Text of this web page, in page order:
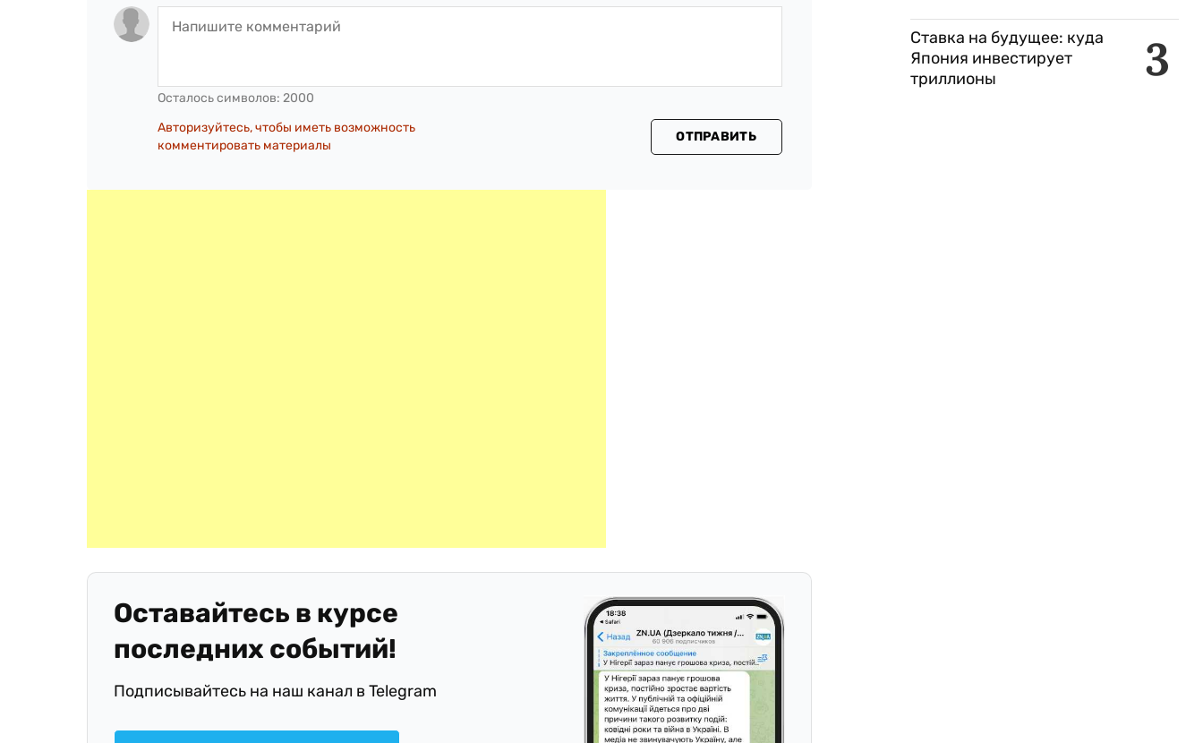
Осталось символов: 2000
Авторизуйтесь, чтобы иметь возможность
комментировать материалы
ОТПРАВИТЬ
Оставайтесь в курсе
последних событий!
Подписывайтесь на наш канал в Telegram
3
Ставка на будущее: куда
Япония инвестирует
триллионы